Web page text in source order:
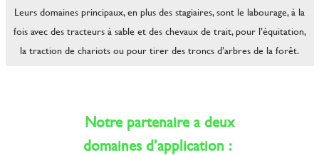
Leurs domaines principaux, en plus des stagiaires, sont le labourage, à la
fois avec des tracteurs à sable et des chevaux de trait, pour l’équitation,
la traction de chariots ou pour tirer des troncs d’arbres de la forêt.
Notre partenaire a deux
domaines d’application :